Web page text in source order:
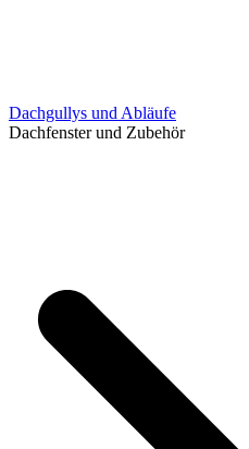
Dachgullys und Abläufe
Dachfenster und Zubehör